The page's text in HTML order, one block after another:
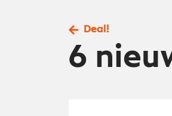
Deal!
6